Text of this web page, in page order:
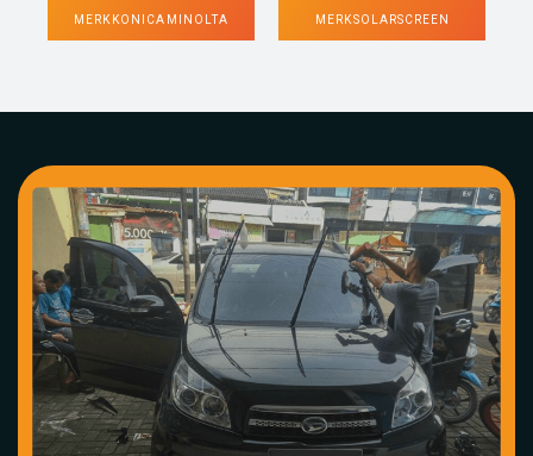
MERK KONICA MINOLTA MERK SOLARSCREEN